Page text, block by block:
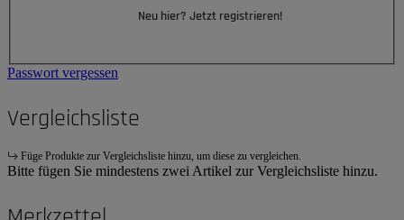
Neu hier? Jetzt registrieren!
Passwort vergessen
Vergleichsliste
Füge Produkte zur Vergleichsliste hinzu, um diese zu vergleichen.
Bitte fügen Sie mindestens zwei Artikel zur Vergleichsliste hinzu.